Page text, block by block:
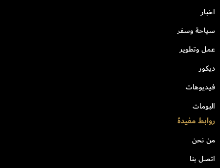
اخبار
سياحة وسفر
عمل وتطوير
ديكور
فيديوهات
البومات
روابط مفيدة
من نحن
اتصل بنا